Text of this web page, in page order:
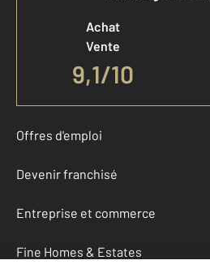
Achat
Vente
9,1/10
Offres d'emploi
Devenir franchisé
Entreprise et commerce
Fine Homes & Estates